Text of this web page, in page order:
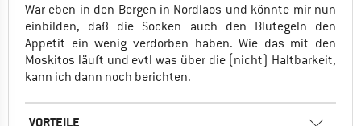
War eben in den Bergen in Nordlaos und könnte mir nun
einbilden, daß die Socken auch den Blutegeln den
Appetit ein wenig verdorben haben. Wie das mit den
Moskitos läuft und evtl was über die (nicht) Haltbarkeit,
kann ich dann noch berichten.
VORTEILE